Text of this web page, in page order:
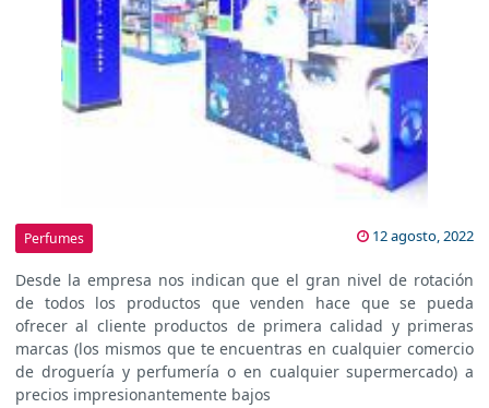
Perfumes 12 agosto, 2022
Desde la empresa nos indican que el gran nivel de rotación
de todos los productos que venden hace que se pueda
ofrecer al cliente productos de primera calidad y primeras
marcas (los mismos que te encuentras en cualquier comercio
de droguería y perfumería o en cualquier supermercado) a
precios impresionantemente bajos